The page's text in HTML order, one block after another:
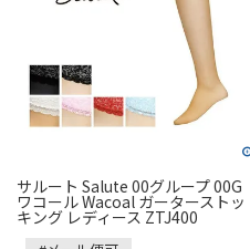
サルート Salute 00グループ 00G
ワコール Wacoal ガーターストッ
キング レディース ZTJ400